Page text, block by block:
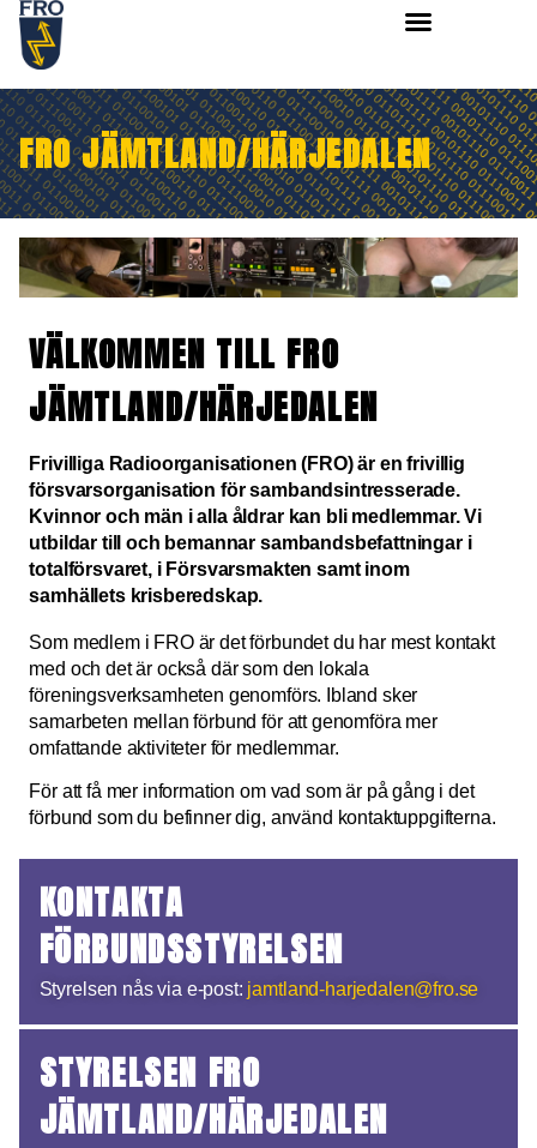
FRO JÄMTLAND/HÄRJEDALEN
VÄLKOMMEN TILL FRO
JÄMTLAND/HÄRJEDALEN
Frivilliga Radioorganisationen (FRO) är en frivillig
försvarsorganisation för sambandsintresserade.
Kvinnor och män i alla åldrar kan bli medlemmar. Vi
utbildar till och bemannar sambandsbefattningar i
totalförsvaret, i Försvarsmakten samt inom
samhällets krisberedskap.
Som medlem i FRO är det förbundet du har mest kontakt
med och det är också där som den lokala
föreningsverksamheten genomförs. Ibland sker
samarbeten mellan förbund för att genomföra mer
omfattande aktiviteter för medlemmar.
För att få mer information om vad som är på gång i det
förbund som du befinner dig, använd kontaktuppgifterna.
KONTAKTA
FÖRBUNDSSTYRELSEN
Styrelsen nås via e-post: jamtland-harjedalen@fro.se
STYRELSEN FRO
JÄMTLAND/HÄRJEDALEN